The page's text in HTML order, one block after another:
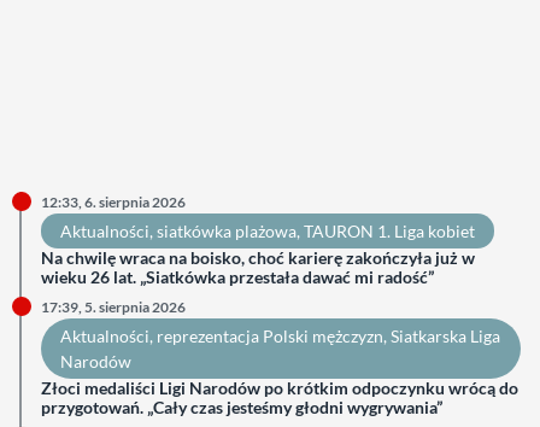
12:33, 6. sierpnia 2026
Aktualności, siatkówka plażowa, TAURON 1. Liga kobiet
Na chwilę wraca na boisko, choć karierę zakończyła już w
wieku 26 lat. „Siatkówka przestała dawać mi radość”
17:39, 5. sierpnia 2026
Aktualności, reprezentacja Polski mężczyzn, Siatkarska Liga
Narodów
Złoci medaliści Ligi Narodów po krótkim odpoczynku wrócą do
przygotowań. „Cały czas jesteśmy głodni wygrywania”